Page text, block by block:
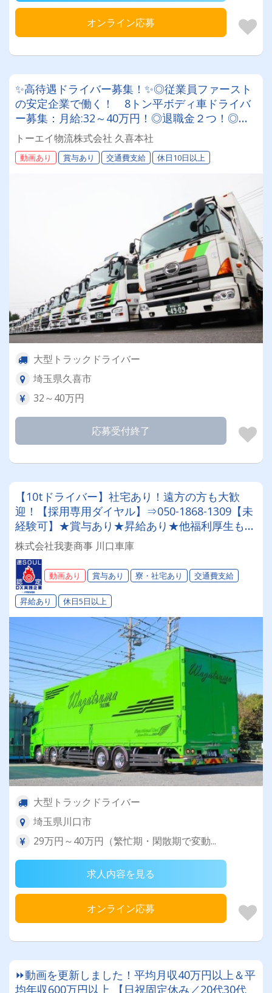
オンライン応募
✨高待遇ドライバー募集！✨◎従業員ファースト
の安定企業で働く！ 8トン平ボディ車ドライバ
ー募集：月給:32～40万円！◎退職金２つ！◎賞
与年２回◎◎年間休日120日！基本、土日祝休み
◎ ◎経験者優遇、女性も活躍！◎スキルアップ
も可◎
トーエイ物流株式会社 久喜本社
動画あり 賞与あり 交通費支給 休日10日以上
大型トラックドライバー
埼玉県久喜市
32～40万円
応募受付終了
【10tドライバー】社宅あり！遠方の方も大歓
迎！【採用専用ダイヤル】⇒050-1868-1309【未
経験可】★賞与あり★昇給あり★他福利厚生も充
実★◎あなたに合ったお仕事がここにあります
◎【完全専属車両】業績好調の証、毎年増車中！
株式会社我妻商事 川口車庫
動画あり 賞与あり 寮・社宅あり 交通費支給
昇給あり 休日5日以上
大型トラックドライバー
埼玉県川口市
29万円～40万円（繁忙期・閑散期で変動...
求人内容を見る
オンライン応募
⏩動画を更新しました！平均月収40万円以上＆平
均年収600万円以上 【日祝固定休み／20代30代